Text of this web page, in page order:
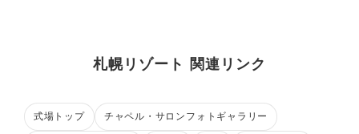
札幌リゾート 関連リンク
式場トップ チャペル・サロンフォトギャラリー